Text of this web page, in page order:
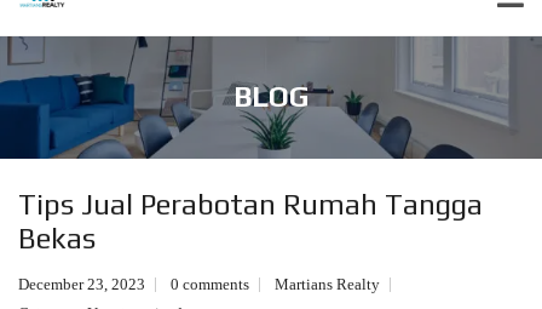
BLOG
Tips Jual Perabotan Rumah Tangga
Bekas
December 23, 2023 0 comments
Martians Realty